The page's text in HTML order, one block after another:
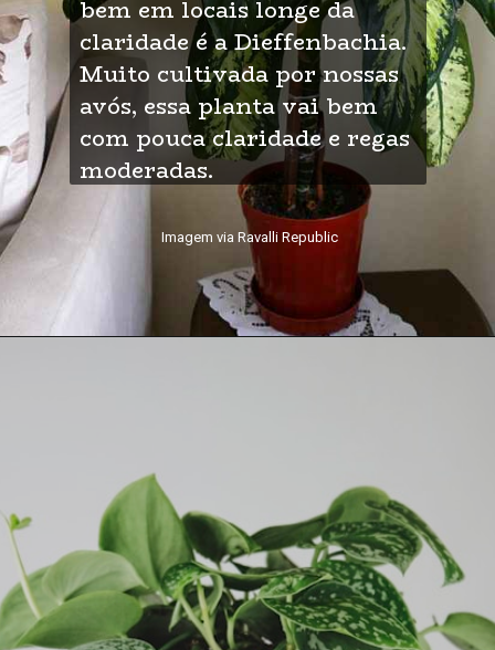
bem em locais longe da
claridade é a Dieffenbachia.
Muito cultivada por nossas
avós, essa planta vai bem
com pouca claridade e regas
moderadas.
Imagem via Ravalli Republic